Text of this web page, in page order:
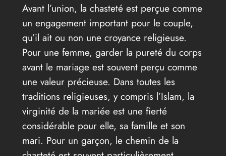
Avant l’union, la chasteté est perçue comme
un engagement important pour le couple,
qu’il ait ou non une croyance religieuse.
Pour une femme, garder la pureté du corps
avant le mariage est souvent perçu comme
une valeur précieuse. Dans toutes les
traditions religieuses, y compris l’Islam, la
virginité de la mariée est une fierté
considérable pour elle, sa famille et son
mari. Pour un garçon, le chemin de la